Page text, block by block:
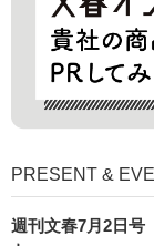
PRESENT &
週刊文春7月2日号